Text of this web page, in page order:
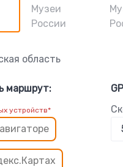
область
маршрут:
устройств*